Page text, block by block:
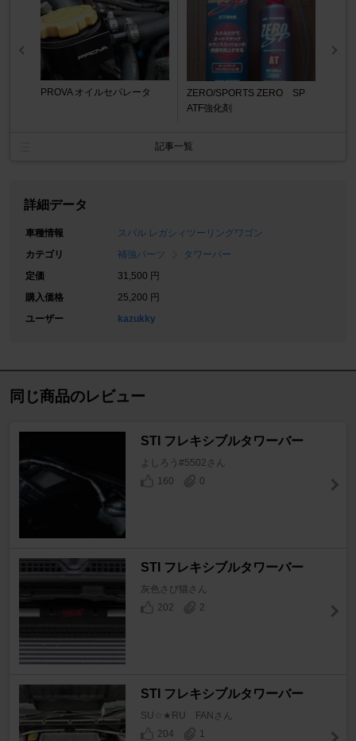
PROVA オイルセパレータ
ZERO/SPORTS ZERO SP
ATF強化剤
記事一覧
詳細データ
車種情報
スバル レガシィツーリングワゴン
カテゴリ
補強パーツ
タワーバー
定価
31,500 円
購入価格
25,200 円
ユーザー
kazukky
同じ商品のレビュー
STI フレキシブルタワーバー
よしろう#5502さん
160
0
STI フレキシブルタワーバー
灰色さび猫さん
202
2
STI フレキシブルタワーバー
SU☆★RU FANさん
204
1